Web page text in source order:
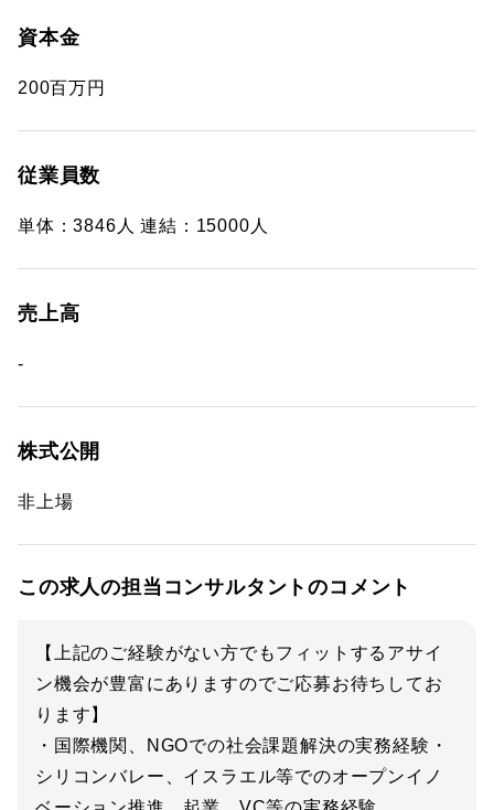
資本金
200百万円
従業員数
単体：3846人 連結：15000人
売上高
-
株式公開
非上場
この求人の担当コンサルタントのコメント
【上記のご経験がない方でもフィットするアサイ
ン機会が豊富にありますのでご応募お待ちしてお
ります】
・国際機関、NGOでの社会課題解決の実務経験・
シリコンバレー、イスラエル等でのオープンイノ